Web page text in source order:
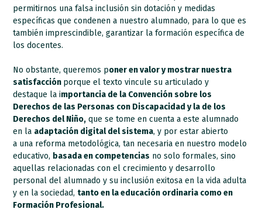
permitirnos una falsa inclusión sin dotación y medidas
específicas que condenen a nuestro alumnado, para lo que es
también imprescindible, garantizar la formación específica de
los docentes.
No obstante, queremos poner en valor y mostrar nuestra
satisfacción porque el texto vincule su articulado y
destaque la importancia de la Convención sobre los
Derechos de las Personas con Discapacidad y la de los
Derechos del Niño, que se tome en cuenta a este alumnado
en la adaptación digital del sistema, y por estar abierto
a una reforma metodológica, tan necesaria en nuestro modelo
educativo, basada en competencias no solo formales, sino
aquellas relacionadas con el crecimiento y desarrollo
personal del alumnado y su inclusión exitosa en la vida adulta
y en la sociedad, tanto en la educación ordinaria como en
Formación Profesional.